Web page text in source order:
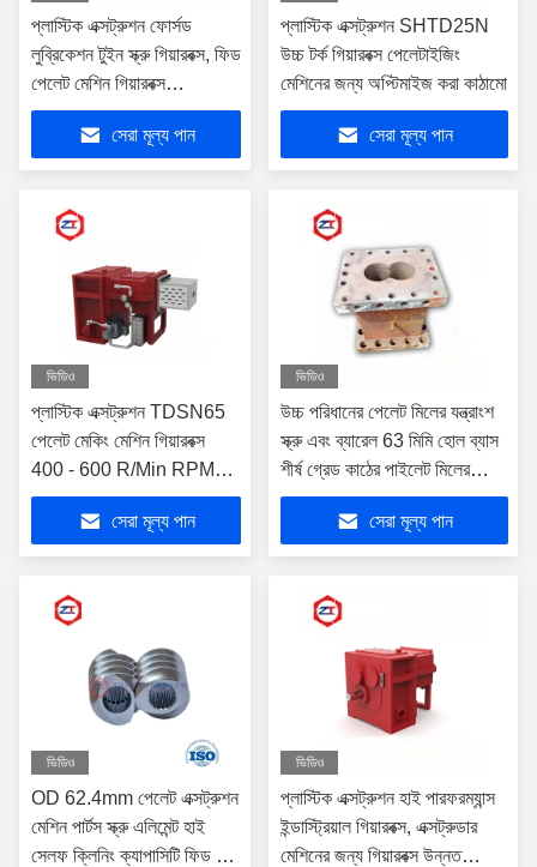
প্লাস্টিক এক্সট্রুশন ফোর্সড
লুব্রিকেশন টুইন স্ক্রু গিয়ারবক্স, ফিড
পেলেট মেশিন গিয়ারবক্স
1084*420*452 মিমি সাইজ
সেরা মূল্য পান
প্লাস্টিক এক্সট্রুশন SHTD25N
উচ্চ টর্ক গিয়ারবক্স পেলেটাইজিং
মেশিনের জন্য অপ্টিমাইজ করা কাঠামো
সেরা মূল্য পান
ভিডিও
প্লাস্টিক এক্সট্রুশন TDSN65
পেলেট মেকিং মেশিন গিয়ারবক্স
400 - 600 R/Min RPM
গতি মসৃণ অপারেশন
সেরা মূল্য পান
ভিডিও
উচ্চ পরিধানের পেলেট মিলের যন্ত্রাংশ
স্ক্রু এবং ব্যারেল 63 মিমি হোল ব্যাস
শীর্ষ গ্রেড কাঠের পাইলেট মিলের
যন্ত্রাংশ
সেরা মূল্য পান
ভিডিও
OD 62.4mm পেলেট এক্সট্রুশন
মেশিন পার্টস স্ক্রু এলিমেন্ট হাই
সেলফ ক্লিনিং ক্যাপাসিটি ফিড মিল
ভিডিও
প্লাস্টিক এক্সট্রুশন হাই পারফরম্যান্স
ইন্ডাস্ট্রিয়াল গিয়ারবক্স, এক্সট্রুডার
মেশিনের জন্য গিয়ারবক্স উন্নত